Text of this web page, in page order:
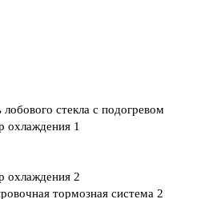
стекла с подогревом
охлаждения 1
охлаждения 2
тормозная система 2